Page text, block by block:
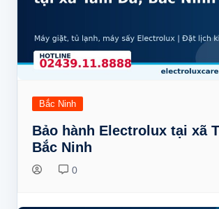
Bắc Ninh
Bảo hành Electrolux tại xã
Bắc Ninh
0